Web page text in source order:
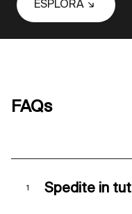
ESPLORA
FAQs
Spedite in